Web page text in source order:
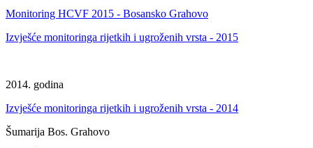
Monitoring HCVF 2015 - Bosansko Grahovo
Izvješće monitoringa rijetkih i ugroženih vrsta - 2015
2014. godina
Izvješće monitoringa rijetkih i ugroženih vrsta - 2014
Šumarija Bos. Grahovo